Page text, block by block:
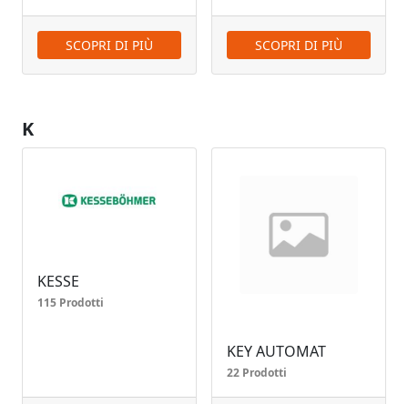
SCOPRI DI PIÙ SCOPRI DI PIÙ
K
KESSE
115 Prodotti
KEY AUTOMAT
22 Prodotti